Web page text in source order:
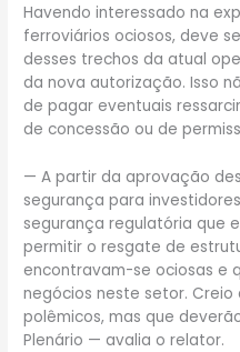
Havendo interessado na
ferroviários ociosos, deve
desses trechos da atual
da nova autorização. Isso
de pagar eventuais
de concessão ou de
— A partir da aprovação
segurança para
segurança regulatória que
permitir o resgate de
encontravam-se ociosas e
negócios neste setor.
polêmicos, mas que
Plenário — avalia o relator.